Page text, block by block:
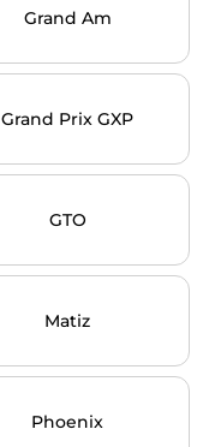
Grand Am
Grand Prix GXP
GTO
Matiz
Phoenix